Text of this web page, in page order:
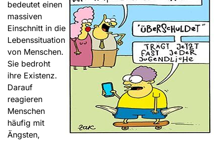
bedeutet einen
massiven
Einschnitt in die
Lebenssituation
von Menschen.
Sie bedroht
ihre Existenz.
Darauf
reagieren
Menschen
häufig mit
Ängsten,